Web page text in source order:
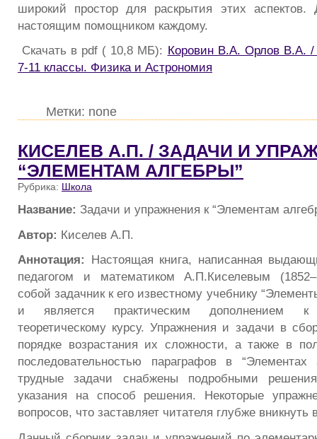
широкий простор для раскрытия этих аспектов.
настоящим помощником каждому.
Скачать в pdf ( 10,8 МБ): Коровин В.А. Орлов В.А.
7-11 классы. Физика и Астрономия
Метки: none
КИСЕЛЕВ А.П. / ЗАДАЧИ И
“ЭЛЕМЕНТАМ АЛГЕБРЫ”
Рубрика: Школа
Название: Задачи и упражнения к “Элементам
Автор: Киселев А.П.
Аннотация: Настоящая книга, написанная
педагогом и математиком А.П.Киселевым
собой задачник к его известному учебнику
и является практическим дополнением к
теоретическому курсу. Упражнения и задачи в
порядке возрастания их сложности, а также в
последовательностью параграфов в “Элементах
трудные задачи снабжены подробными
указания на способ решения. Некоторые
вопросов, что заставляет читателя глубже вникнуть